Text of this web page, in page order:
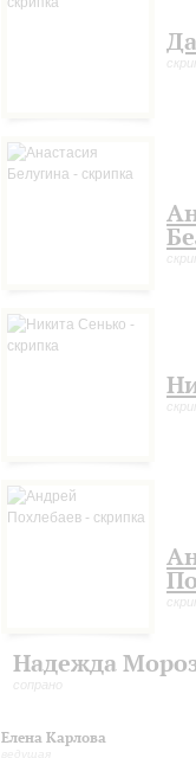
Надежда
сопрано
Елена Карлова